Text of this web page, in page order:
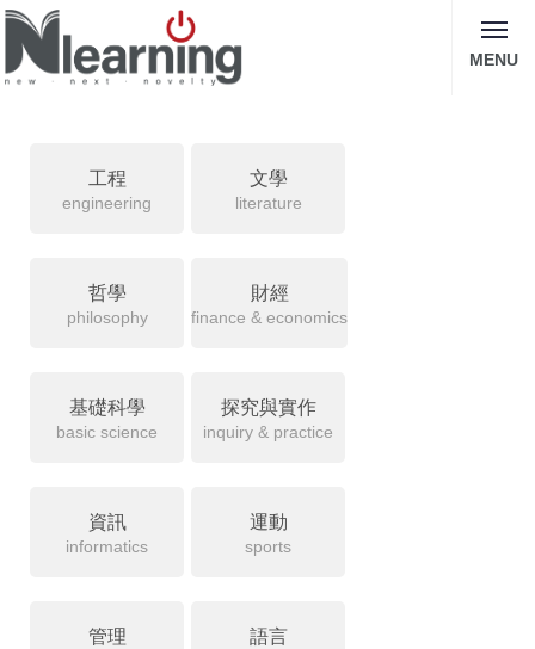
MENU
工程
engineering
文學
literature
哲學
philosophy
財經
finance & economics
基礎科學
basic science
探究與實作
inquiry & practice
資訊
informatics
運動
sports
管理 語言